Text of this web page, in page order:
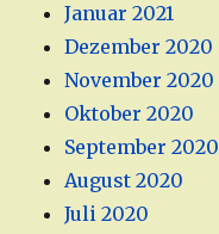
Januar 2021
Dezember 2020
November 2020
Oktober 2020
September 2020
August 2020
Juli 2020